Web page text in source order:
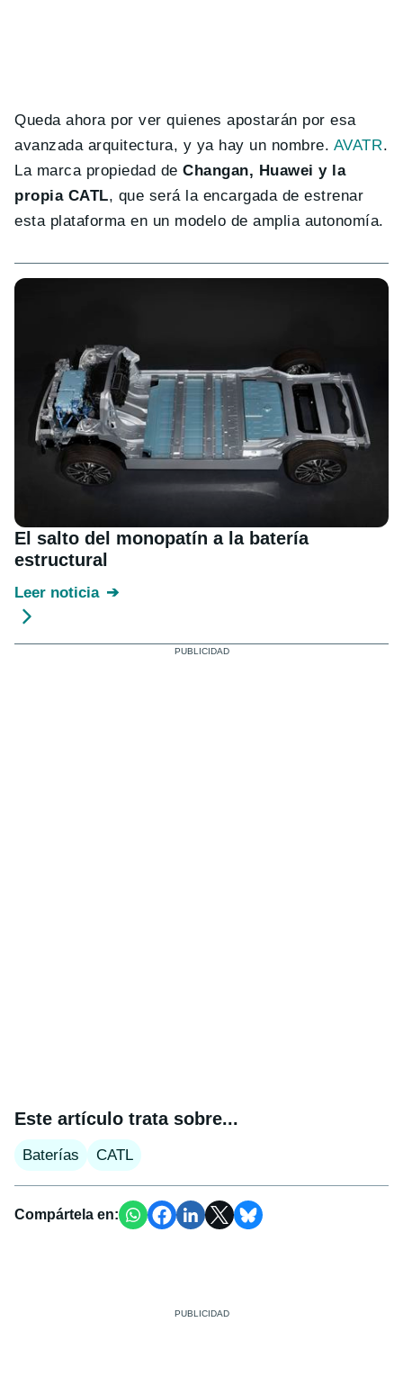
Queda ahora por ver quienes apostarán por esa
avanzada arquitectura, y ya hay un nombre. AVATR.
La marca propiedad deChangan, Huawei y la
propia CATL, que será la encargada de estrenar
esta plataforma en un modelo de amplia autonomía.
El salto del monopatín a la batería
estructural
Leer noticia
Este artículo trata sobre...
Baterías CATL
Compártela en: